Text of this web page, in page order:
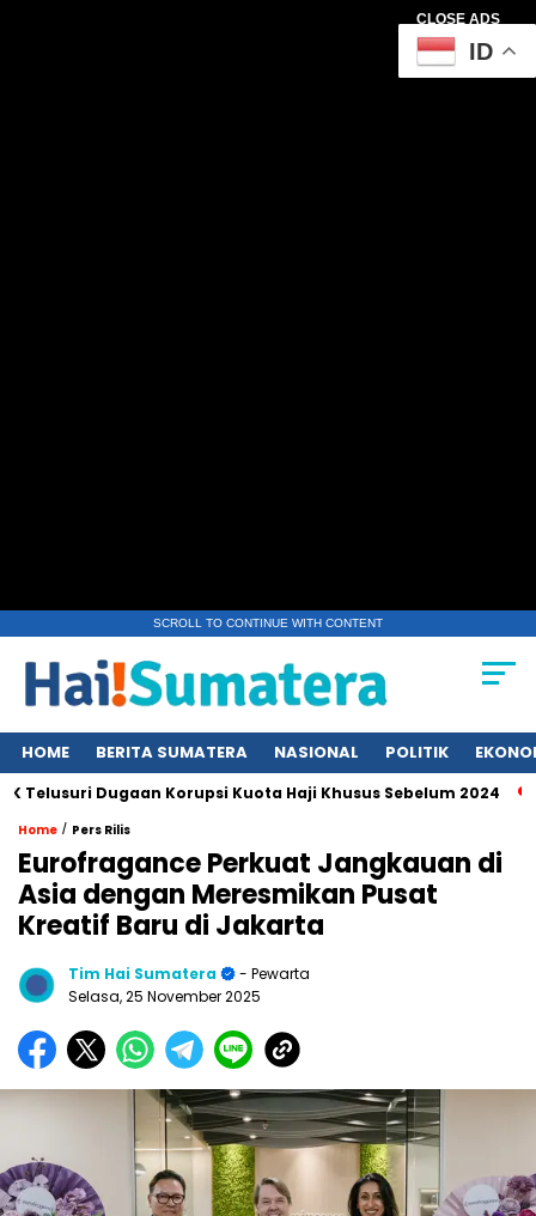
CLOSE ADS
SCROLL TO CONTINUE WITH CONTENT
HOME BERITA SUMATERA NASIONAL POLITIK
Dugaan Korupsi Kuota Haji Khusus Sebelum 2024 Erupsi
Home / Pers Rilis
Eurofragance Perkuat Jangkauan di
Asia dengan Meresmikan Pusat
Kreatif Baru di Jakarta
Tim Hai Sumatera
- Pewarta
Selasa, 25 November 2025
ID